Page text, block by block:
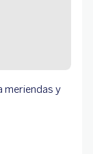
meriendas y